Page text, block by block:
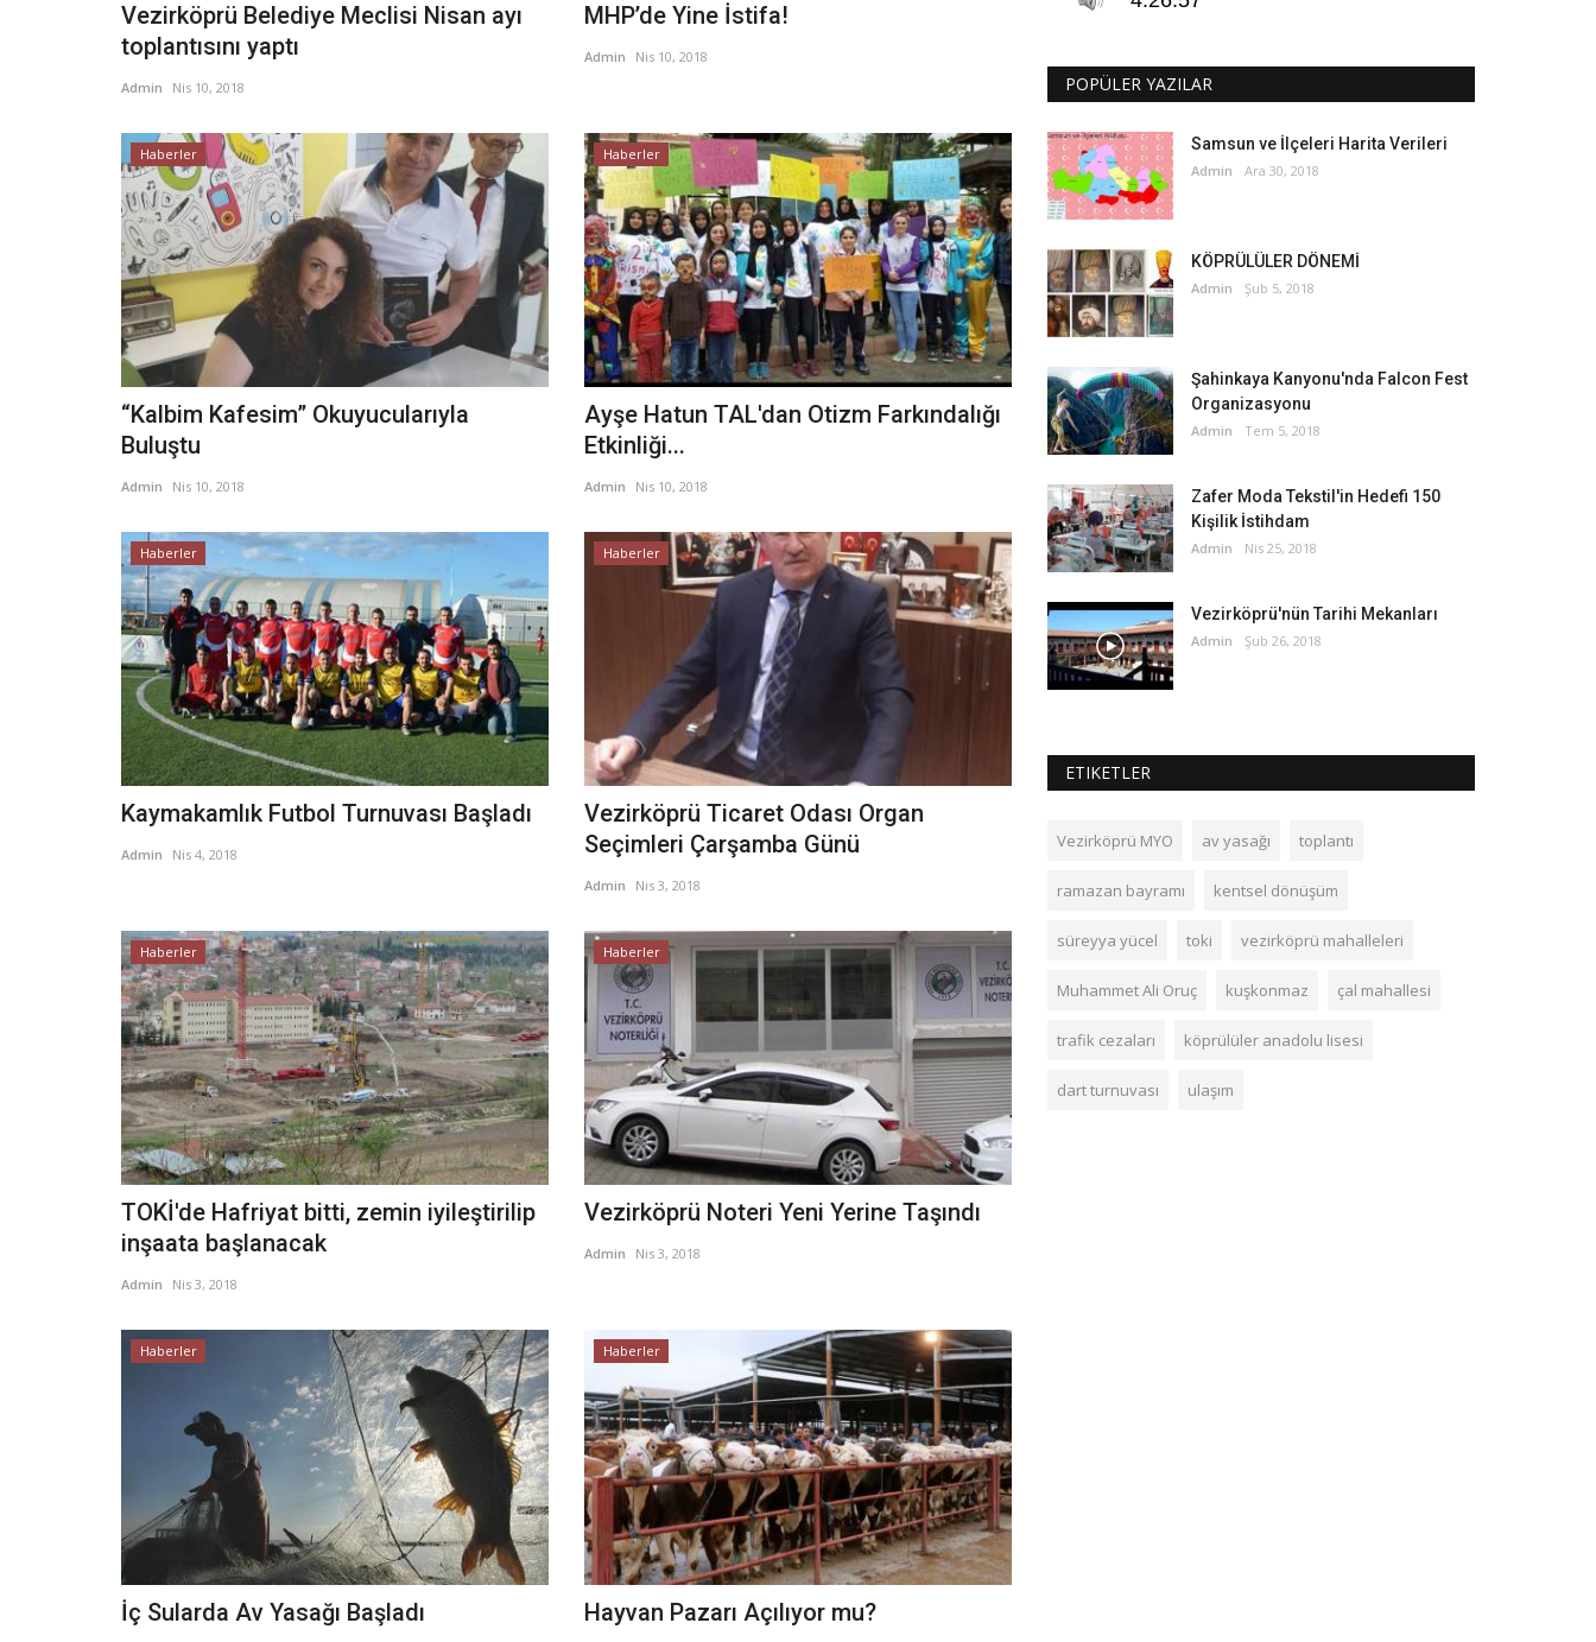
Vezirköprü Belediye Meclisi Nisan ayı
toplantısını yaptı
Admin Nis 10, 2018
MHP’de Yine İstifa!
Admin Nis 10, 2018
Haberler
“Kalbim Kafesim” Okuyucularıyla
Buluştu
Admin Nis 10, 2018
Haberler
Ayşe Hatun TAL'dan Otizm Farkındalığı
Etkinliği...
Admin Nis 10, 2018
Haberler
Kaymakamlık Futbol Turnuvası Başladı
Admin Nis 4, 2018
Haberler
Vezirköprü Ticaret Odası Organ
Seçimleri Çarşamba Günü
Admin Nis 3, 2018
Haberler
TOKİ'de Hafriyat bitti, zemin iyileştirilip
inşaata başlanacak
Admin Nis 3, 2018
Haberler
Vezirköprü Noteri Yeni Yerine Taşındı
Admin Nis 3, 2018
Haberler
İç Sularda Av Yasağı Başladı
Haberler
Hayvan Pazarı Açılıyor mu?
POPÜLER YAZILAR
Samsun ve İlçeleri Harita Verileri
Admin Ara 30, 2018
KÖPRÜLÜLER DÖNEMİ
Admin Şub 5, 2018
Şahinkaya Kanyonu'nda Falcon Fest
Organizasyonu
Admin Tem 5, 2018
Zafer Moda Tekstil'in Hedefi 150
Kişilik İstihdam
Admin Nis 25, 2018
Vezirköprü'nün Tarihi Mekanları
Admin Şub 26, 2018
ETIKETLER
Vezirköprü MYO av yasağı toplantı
ramazan bayramı kentsel dönüşüm
süreyya yücel toki vezirköprü mahalleleri
Muhammet Ali Oruç kuşkonmaz çal mahallesi
trafik cezaları köprülüler anadolu lisesi
dart turnuvası ulaşım